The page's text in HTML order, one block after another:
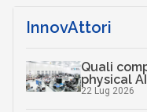
InnovAttori
Quali
physical
22 Lug 2026